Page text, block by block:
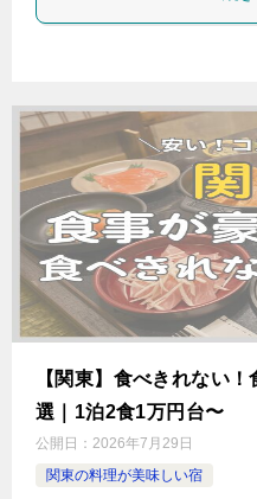
【関東】食べきれない
選｜1泊2食1万円台〜
公開日： 2026年7月29日
関東の料理が美味しい宿